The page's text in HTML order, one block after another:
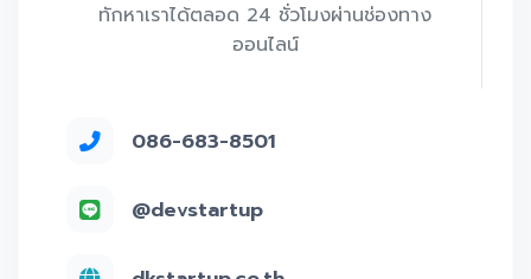
ทักหาเราได้ตลอด 24 ชั่วโมงผ่านช่องทาง
ออนไลน์
086-683-8501
@devstartup